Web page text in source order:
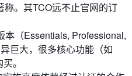
。其TCO远不止官网的订
本（Essentials, Professional,
巨大，很多核心功能（如
。